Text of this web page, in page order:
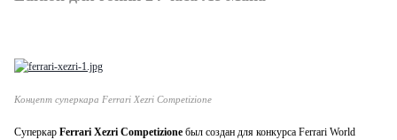
Концепт суперкара Ferrari Xezri Competizione
Суперкар Ferrari Xezri Competizione был создан для конкурса Ferrari World